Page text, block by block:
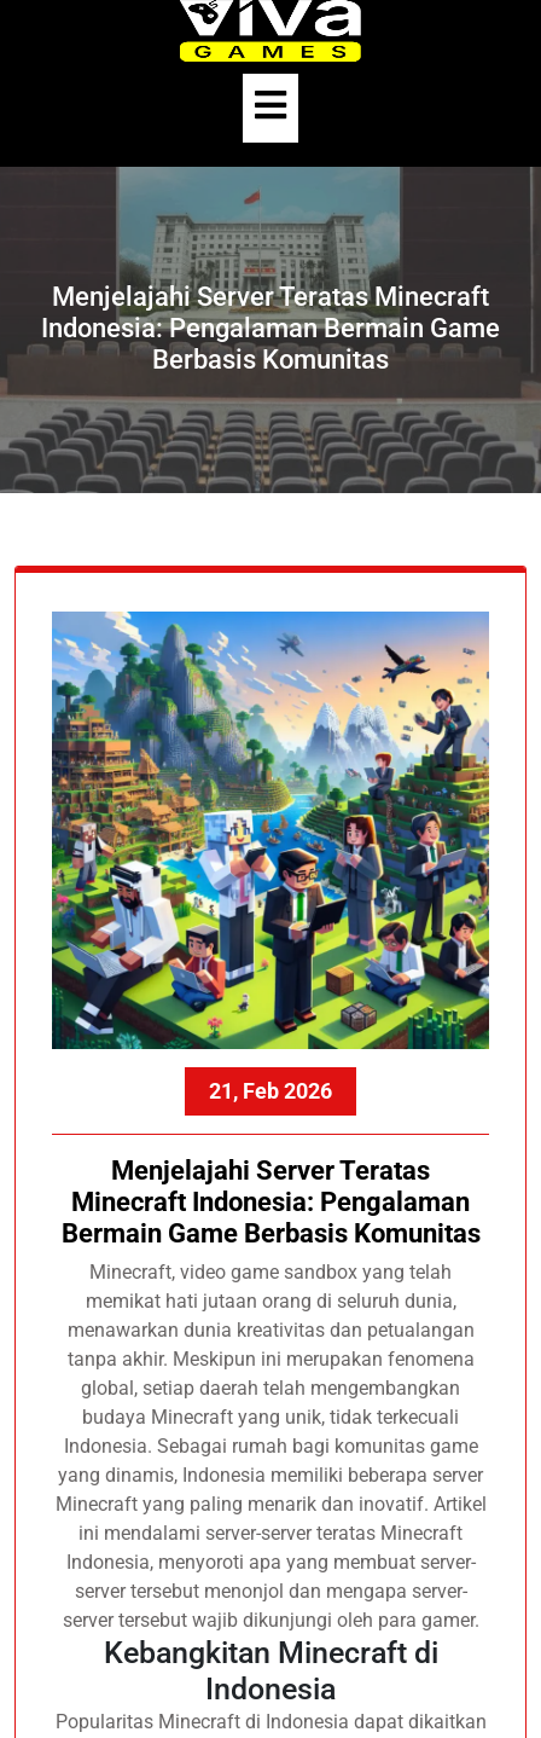
Open
Button
Menjelajahi Server Teratas Minecraft
Indonesia: Pengalaman Bermain Game
Berbasis Komunitas
21, Feb 2026
Menjelajahi Server Teratas
Minecraft Indonesia: Pengalaman
Bermain Game Berbasis Komunitas
Minecraft, video game sandbox yang telah
memikat hati jutaan orang di seluruh dunia,
menawarkan dunia kreativitas dan petualangan
tanpa akhir. Meskipun ini merupakan fenomena
global, setiap daerah telah mengembangkan
budaya Minecraft yang unik, tidak terkecuali
Indonesia. Sebagai rumah bagi komunitas game
yang dinamis, Indonesia memiliki beberapa server
Minecraft yang paling menarik dan inovatif. Artikel
ini mendalami server-server teratas Minecraft
Indonesia, menyoroti apa yang membuat server-
server tersebut menonjol dan mengapa server-
server tersebut wajib dikunjungi oleh para gamer.
Kebangkitan Minecraft di
Indonesia
Popularitas Minecraft di Indonesia dapat dikaitkan